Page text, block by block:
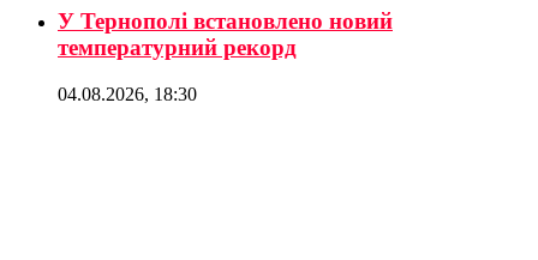
У Тернополі встановлено новий
температурний рекорд
04.08.2026, 18:30